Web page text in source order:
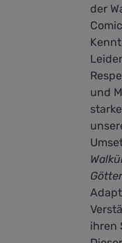
der
und
ihren